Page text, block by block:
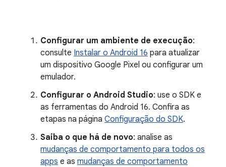
Configurar um ambiente de execução:
consulte Instalar o Android 16 para atualizar
um dispositivo Google Pixel ou configurar um
emulador.
Configurar o Android Studio: use o SDK e
as ferramentas do Android 16. Confira as
etapas na página Configuração do SDK.
Saiba o que há de novo: analise as
mudanças de comportamento para todos os
apps e as mudanças de comportamento